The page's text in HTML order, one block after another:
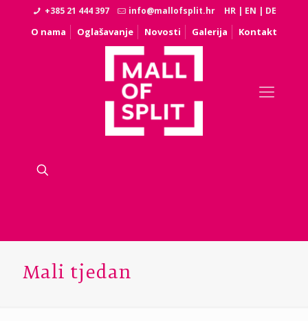
+385 21 444 397 info@mallofsplit.hr HR | EN | DE
O nama Oglašavanje Novosti Galerija Kontakt
Mali tjedan